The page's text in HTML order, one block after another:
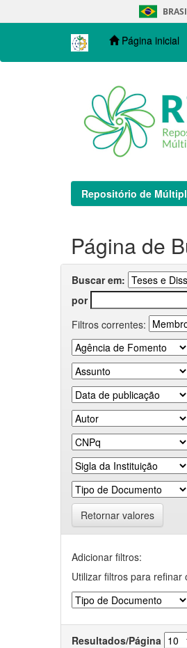
navigation
Página inicial
Repositório de
Página de
Buscar em:
por
Filtros correntes:
Retornar valores
Adicionar filtros:
Utilizar filtros para refinar
Resultados/Página